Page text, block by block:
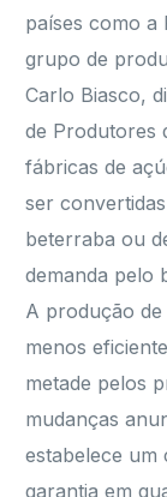
países como a
grupo de
Carlo Biasco,
de Produtores
fábricas de
ser
beterraba ou
demanda pelo
A produção
menos
metade pelos
mudanças
estabelece
garantia em